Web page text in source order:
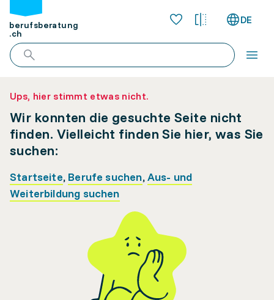
berufsberatung
.ch
DE
Ups, hier stimmt etwas nicht.
Wir konnten die gesuchte Seite nicht
finden. Vielleicht finden Sie hier, was Sie
suchen:
Startseite, Berufe suchen,Aus- und
Weiterbildung suchen